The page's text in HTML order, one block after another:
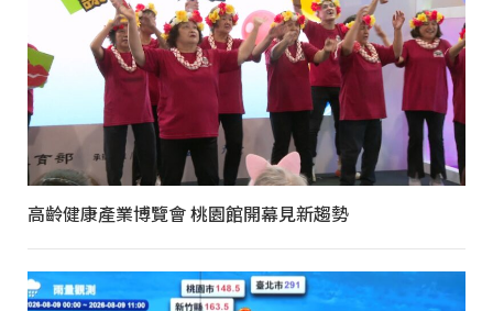
高齡健康產業博覽會 桃園館開幕見新趨勢